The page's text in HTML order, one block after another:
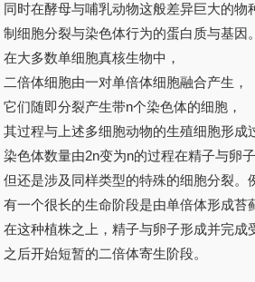
同时在酵母与哺乳动物这般差异巨大的物
制细胞分裂与染色体行为的蛋白质与基因。
在大多数单细胞真核生物中，
二倍体细胞由一对单倍体细胞融合产生，
它们随即分裂产生带n个染色体的细胞，
其过程与上述多细胞动物的生殖细胞形成
染色体数量由2n变为n的过程在精子与卵
但还是涉及同样类型的特殊的细胞分裂。
有一个很长的生命阶段是由单倍体形成苔
在这种植株之上，精子与卵子形成并完成
之后开始短暂的二倍体寄生阶段。